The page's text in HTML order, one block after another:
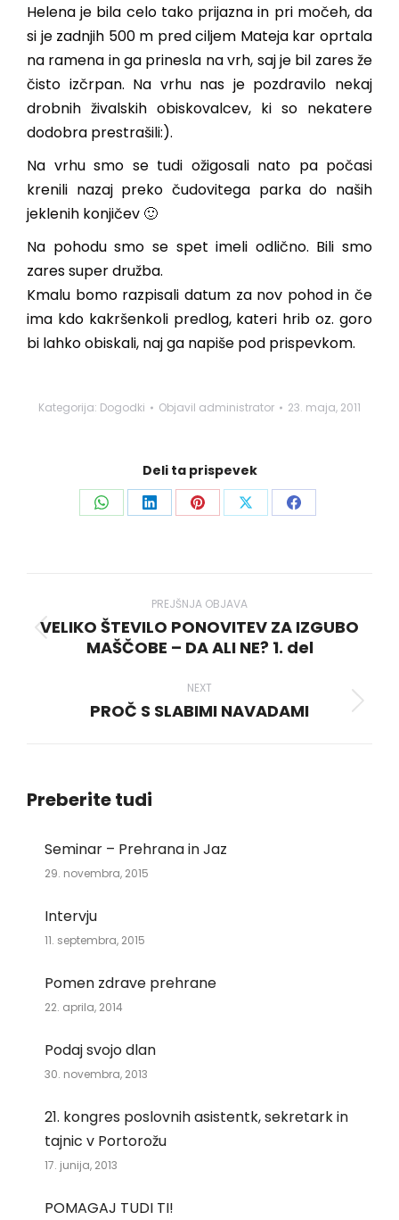
Helena je bila celo tako prijazna in pri močeh, da
si je zadnjih 500 m pred ciljem Mateja kar oprtala
na ramena in ga prinesla na vrh, saj je bil zares že
čisto izčrpan. Na vrhu nas je pozdravilo nekaj
drobnih živalskih obiskovalcev, ki so nekatere
dodobra prestrašili:).
Na vrhu smo se tudi ožigosali nato pa počasi
krenili nazaj preko čudovitega parka do naših
jeklenih konjičev 🙂
Na pohodu smo se spet imeli odlično. Bili smo
zares super družba.
Kmalu bomo razpisali datum za nov pohod in če
ima kdo kakršenkoli predlog, kateri hrib oz. goro
bi lahko obiskali, naj ga napiše pod prispevkom.
Kategorija: Dogodki Objavil administrator 23. maja, 2011
Deli ta prispevek
Share Share Share Share Share
navigation
PREJŠNJA OBJAVA
Previous
VELIKO ŠTEVILO PONOVITEV ZA IZGUBO
MAŠČOBE – DA ALI NE? 1. del
NEXT
Next
PROČ S SLABIMI NAVADAMI
Preberite tudi
Seminar – Prehrana in Jaz
29. novembra, 2015
Intervju
11. septembra, 2015
Pomen zdrave prehrane
22. aprila, 2014
Podaj svojo dlan
30. novembra, 2013
21. kongres poslovnih asistentk, sekretark in
tajnic v Portorožu
17. junija, 2013
POMAGAJ TUDI TI!